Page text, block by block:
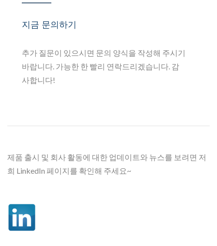
지금 문의하기
추가 질문이 있으시면 문의 양식을 작성해 주시기
바랍니다. 가능한 한 빨리 연락드리겠습니다. 감
사합니다!
제품 출시 및 회사 활동에 대한 업데이트와 뉴스를 보려면 저
희 LinkedIn 페이지를 확인해 주세요~